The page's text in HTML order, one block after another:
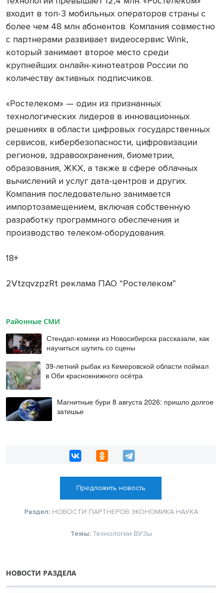
входит в топ-3 мобильных операторов страны с
более чем 48 млн абонентов. Компания совместно
с партнерами развивает видеосервис Wink,
который занимает второе место среди
крупнейших онлайн-кинотеатров России по
количеству активных подписчиков.
«Ростелеком» — один из признанных
технологических лидеров в инновационных
решениях в области цифровых государственных
сервисов, кибербезопасности, цифровизации
регионов, здравоохранения, биометрии,
образования, ЖКХ, а также в сфере облачных
вычислений и услуг дата-центров и других.
Компания последовательно занимается
импортозамещением, включая собственную
разработку программного обеспечения и
производство телеком-оборудования.
18+
2VtzqvzpzRt реклама ПАО “Ростелеком”
Районные СМИ
Стендап-комики из Новосибирска рассказали, как
научиться шутить со сцены
39-летний рыбак из Кемеровской области поймал
в Оби краснокнижного осётра
Магнитные бури 8 августа 2026: пришло долгое
затишье
Предложить новость
Раздел: НОВОСТИ ПАРТНЕРОВ ЭКОНОМИКА НАУКА
Темы: Технологии ВУЗы
НОВОСТИ РАЗДЕЛА